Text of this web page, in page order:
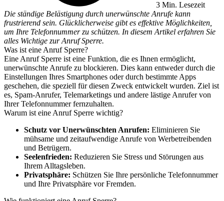
3 Min. Lesezeit
Die ständige Belästigung durch unerwünschte Anrufe kann
frustrierend sein. Glücklicherweise gibt es effektive Möglichkeiten,
um Ihre Telefonnummer zu schützen. In diesem Artikel erfahren Sie
alles Wichtige zur Anruf Sperre.
Was ist eine Anruf Sperre?
Eine Anruf Sperre ist eine Funktion, die es Ihnen ermöglicht,
unerwünschte Anrufe zu blockieren. Dies kann entweder durch die
Einstellungen Ihres Smartphones oder durch bestimmte Apps
geschehen, die speziell für diesen Zweck entwickelt wurden. Ziel ist
es, Spam-Anrufer, Telemarketings und andere lästige Anrufer von
Ihrer Telefonnummer fernzuhalten.
Warum ist eine Anruf Sperre wichtig?
Schutz vor Unerwünschten Anrufen: Eliminieren Sie
mühsame und zeitaufwendige Anrufe von Werbetreibenden
und Betrügern.
Seelenfrieden: Reduzieren Sie Stress und Störungen aus
Ihrem Alltagsleben.
Privatsphäre: Schützen Sie Ihre persönliche Telefonnummer
und Ihre Privatsphäre vor Fremden.